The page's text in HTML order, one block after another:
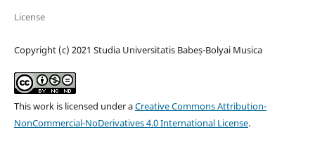
License
Copyright (c) 2021 Studia Universitatis Babeș-Bolyai Musica
This work is licensed under aCreative Commons Attribution-
NonCommercial-NoDerivatives 4.0 International License.